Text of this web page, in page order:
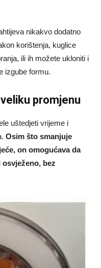
nikakvo dodatno
korištenja, kuglice
ili ih možete ukloniti i
izgube formu.
promjenu
uštedjeti vrijeme i
Osim što smanjuje
on omogućava da
bez